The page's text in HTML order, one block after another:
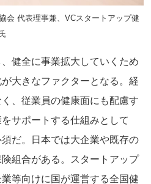
会 代表理事兼、VCスタートアップ健
健全に事業拡大していくため
大きなファクターとなる。経
、従業員の健康面にも配慮す
サポートする仕組みとして
だ。日本では大企業や既存の
組合がある。スタートアップ
等向けに国が運営する全国健